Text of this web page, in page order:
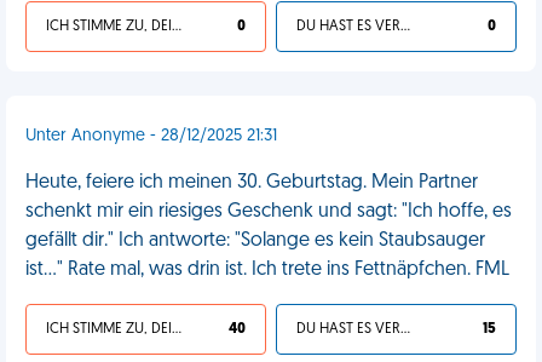
ICH STIMME ZU, DEIN LEBEN IST SCHEISSE 0 DU HAST ES VERDIENT 0
Unter Anonyme - 28/12/2025 21:31
Heute, feiere ich meinen 30. Geburtstag. Mein Partner
schenkt mir ein riesiges Geschenk und sagt: "Ich hoffe, es
gefällt dir." Ich antworte: "Solange es kein Staubsauger
ist…" Rate mal, was drin ist. Ich trete ins Fettnäpfchen. FML
ICH STIMME ZU, DEIN LEBEN IST SCHEISSE 40 DU HAST ES VERDIENT 15